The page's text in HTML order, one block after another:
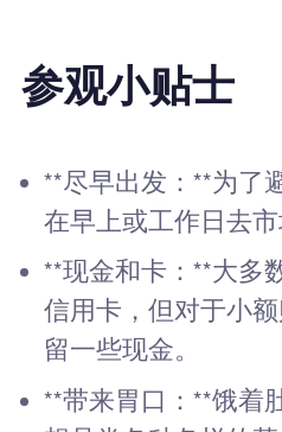
参观小贴士
**尽早出发：**为了
在早上或工作日去市
**现金和卡：**大多
信用卡，但对于小
留一些现金。
**带来胃口：**饿着